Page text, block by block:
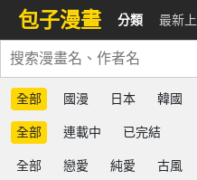
包子漫畫 分類 最新
全部 國漫 日本 韓國
全部 連載中 已完結
全部 戀愛 純愛 古風